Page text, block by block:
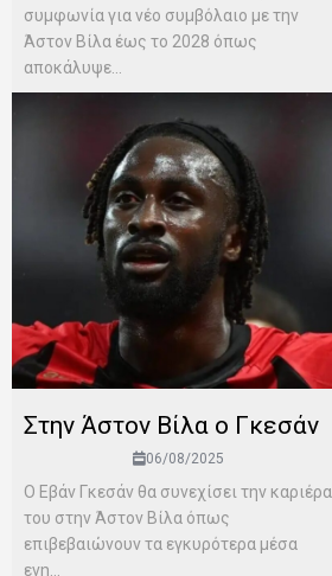
συμφωνία για νέο συμβόλαιο με την
Άστον Βίλα έως το 2028 όπως
αποκάλυψε...
Στην Άστον Βίλα ο Γκεσάν
06/08/2025
Ο Εβάν Γκεσάν θα συνεχίσει την καριέρα
του στην Άστον Βίλα όπως
επιβεβαιώνουν τα εγκυρότερα μέσα
ενη...